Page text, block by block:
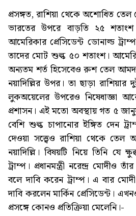
প্রসঙ্গত, রাশিয়া থেকে অশোধিত তেল
ভারতের উপরে বাড়তি ২৫ শতাংশ
আমেরিকার প্রেসিডেন্ট ডোনাল্ড
তাদের মোট শুল্ক ৫০ শতাংশ।
অন্যতম শর্ত হিসেবেও রুশ তেল
নয়াদিল্লির উপর। তা ছাড়া
লুকঅয়েলের উপরেও নিষেধাজ্ঞা
প্রশাসন। এই মতো অবস্থায় গত ৫
বেশি শুল্ক চাপানোর ইঙ্গিত দেন
দেওয়া সত্ত্বেও রাশিয়া থেকে তেল
নয়াদিল্লি। বিষয়টি নিয়ে তিনি যে
ট্রাম্প। প্রধানমন্ত্রী নরেন্দ্র মোদীও
বলে দাবি করেন ট্রাম্প। এ বার
দাবি করলেন মার্কিন প্রেসিডেন্ট।
প্রসঙ্গে কোন‌ও প্রতিক্রিয়া মেলেনি।-